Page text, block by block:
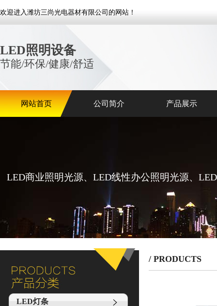
欢迎进入潍坊三尚光电器材有限公司的网站！
LED照明设备
节能/环保/健康/舒适
网站首页 公司简介 产品展示
LED商业照明光源、LED线性办公照明光源、
LED灯条
/ PRODUCTS